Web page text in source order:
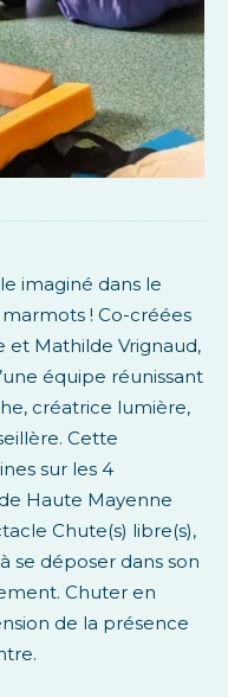
imaginé dans le
! Co-créées
et Mathilde Vrignaud,
équipe réunissant
créatrice lumière,
Cette
sur les 4
Haute Mayenne
Chute(s) libre(s),
se déposer dans son
Chuter en
de la présence